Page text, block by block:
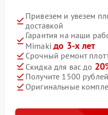
Привезем и увезем
доставкой
Гарантия на наши
Mimakiдо 3-х лет
Срочный ремонт
Скидка для вас до
Получите 1500
Оригинальные